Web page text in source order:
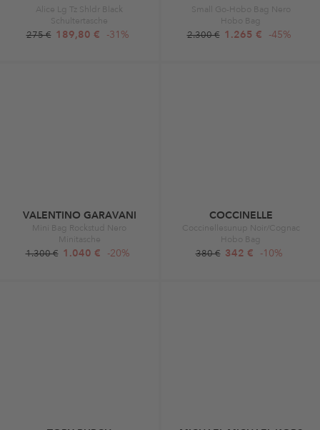
Alice Lg Tz Shldr Black
Schultertasche
275 € 189,80 € -31%
Small Go-Hobo Bag Nero
Hobo Bag
2.300 € 1.265 € -45%
VALENTINO GARAVANI
Mini Bag Rockstud Nero
Minitasche
1.300 € 1.040 € -20%
COCCINELLE
Coccinellesunup Noir/Cognac
Hobo Bag
380 € 342 € -10%